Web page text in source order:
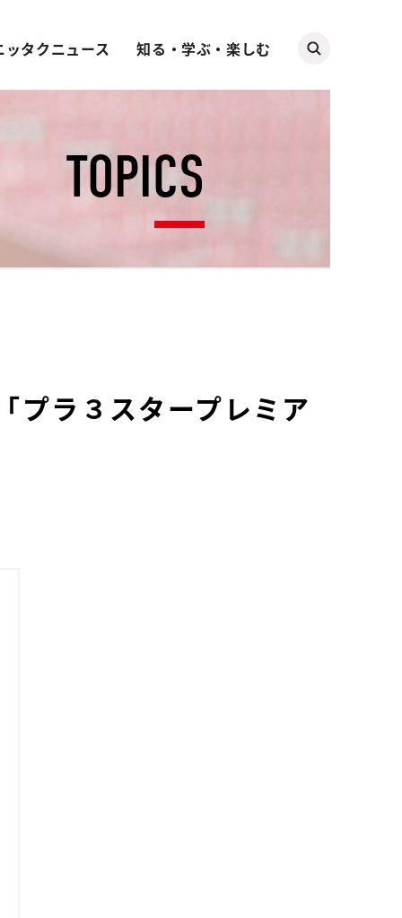
ッタクニュース 知る・学ぶ・楽しむ
TOPICS
プラ３スタープレミア